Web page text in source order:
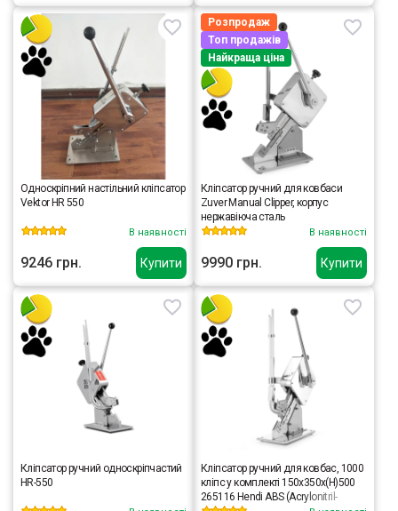
Купити
Односкріпний настільний кліпсатор
Vektor HR 550
В наявності
9246 грн. Купити
Розпродаж
Топ продажів
Найкраща ціна
Кліпсатор ручний для ковбаси
Zuver Manual Clipper, корпус
нержавіюча сталь
В наявності
9990 грн.
Кліпсатор ручний односкріпчастий
HR-550
Кліпсатор ручний для ковбас, 1000
кліпс у комплекті 150x350x(H)500
265116 Hendi ABS (Acrylonitril-